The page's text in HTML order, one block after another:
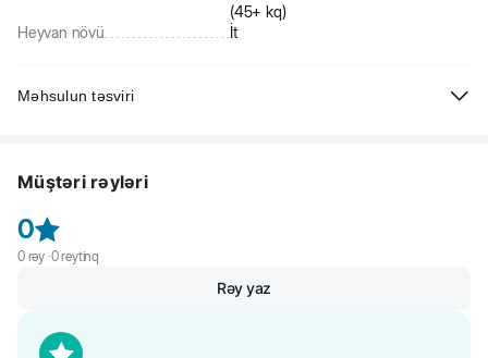
(45+ kq)
Heyvan növü
İt
Məhsulun təsviri
məhdudlaşdırmır.
Müştəri rəyləri
0
0rəy ·0reytinq
Rəy yaz